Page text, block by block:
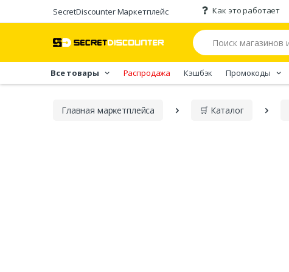
SecretDiscounter Маркетплейс Как это работает
Все товары Распродажа Кэшбэк Промокоды
Главная марĸетплейса 🛒 Каталог